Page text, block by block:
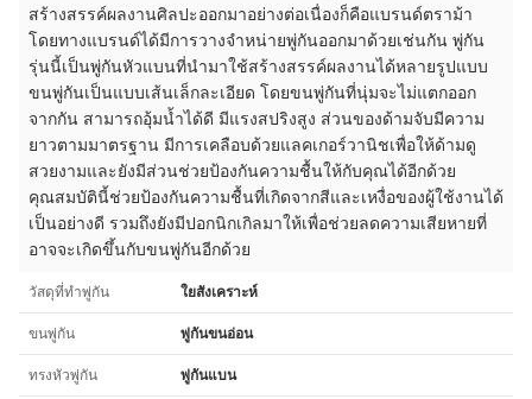
สร้างสรรค์ผลงานศิลปะออกมาอย่างต่อเนื่องก็คือแบรนด์ตราม้า
โดยทางแบรนด์ได้มีการวางจำหน่ายพู่กันออกมาด้วยเช่นกัน พู่กัน
รุ่นนี้เป็นพู่กันหัวแบนที่นำมาใช้สร้างสรรค์ผลงานได้หลายรูปแบบ
ขนพู่กันเป็นแบบเส้นเล็กละเอียด โดยขนพู่กันที่นุ่มจะไม่แตกออก
จากกัน สามารถอุ้มน้ำได้ดี มีแรงสปริงสูง ส่วนของด้ามจับมีความ
ยาวตามมาตรฐาน มีการเคลือบด้วยแลคเกอร์วานิชเพื่อให้ด้ามดู
สวยงามและยังมีส่วนช่วยป้องกันความชื้นให้กับคุณได้อีกด้วย
คุณสมบัตินี้ช่วยป้องกันความชื้นที่เกิดจากสีและเหงื่อของผู้ใช้งานได้
เป็นอย่างดี รวมถึงยังมีปอกนิกเกิลมาให้เพื่อช่วยลดความเสียหายที่
อาจจะเกิดขึ้นกับขนพู่กันอีกด้วย
วัสดุที่ทำพู่กัน ใยสังเคราะห์
ขนพู่กัน พู่กันขนอ่อน
ทรงหัวพู่กัน พู่กันแบน